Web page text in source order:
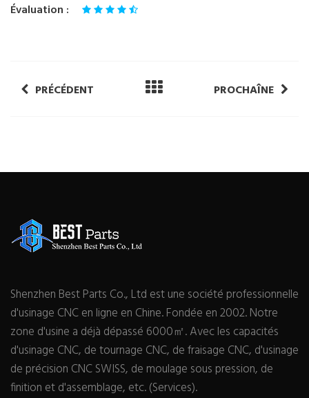
Évaluation :
PRÉCÉDENT PROCHAÎNE
Shenzhen Best Parts Co., Ltd est une société professionnelle
d'usinage CNC en ligne en Chine. Fondée en 2002. Notre
zone d'usine a déjà dépassé 6000㎡. Avec les capacités
d'usinage CNC, de tournage CNC, de fraisage CNC, d'usinage
de précision CNC SWISS, de moulage sous pression, de
finition et d'assemblage, etc. (Services).